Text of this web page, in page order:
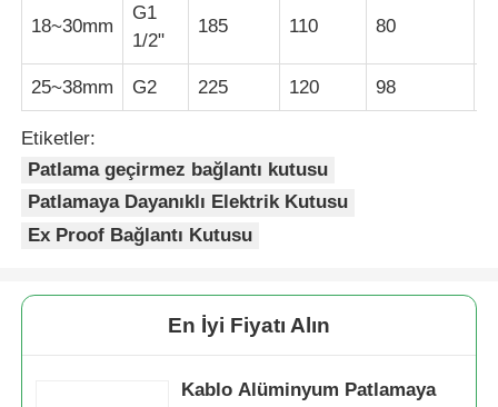
18~30mm
G1
1/2"
185 110 80
25~38mm G2 225 120 98
Etiketler:
Patlama geçirmez bağlantı kutusu
Patlamaya Dayanıklı Elektrik Kutusu
Ex Proof Bağlantı Kutusu
En İyi Fiyatı Alın
Kablo Alüminyum Patlamaya